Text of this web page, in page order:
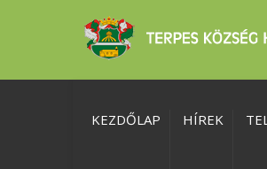
KEZDŐLAP HÍREK